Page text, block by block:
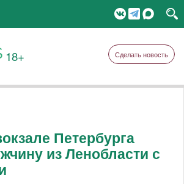
18+ Сделать новость
Петербурга
из Ленобласти с